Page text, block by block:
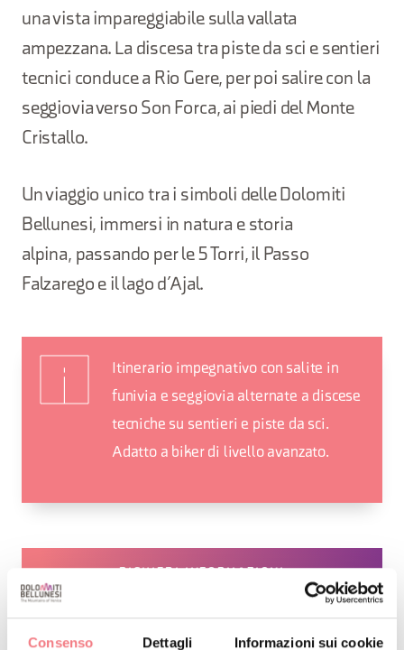
Consenso Dettagli Informazioni sui cookie
una vista impareggiabile sulla vallata
ampezzana. La discesa tra piste da sci e sentieri
tecnici conduce a Rio Gere, per poi salire con la
seggiovia verso Son Forca, ai piedi del Monte
Cristallo.
Un viaggio unico tra i simboli delle Dolomiti
Bellunesi, immersi in natura e storia
alpina, passando per le 5 Torri, il Passo
Falzarego e il lago d’Ajal.
Itinerario impegnativo con salite in
funivia e seggiovia alternate a discese
tecniche su sentieri e piste da sci.
Adatto a biker di livello avanzato.
RICHIEDI INFORMAZIONI